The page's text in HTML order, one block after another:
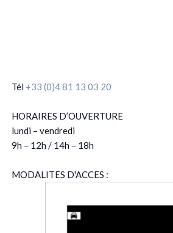
Tél +33 (0)4 81 13 03 20
HORAIRES D’OUVERTURE
lundi – vendredi
9h – 12h / 14h – 18h
MODALITES D'ACCES :